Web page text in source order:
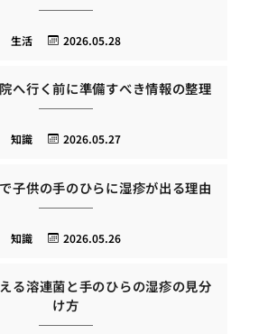
2026.05.28
生活
へ行く前に準備すべき情報の整理
2026.05.27
知識
子供の手のひらに湿疹が出る理由
2026.05.26
知識
る溶連菌と手のひらの湿疹の見分
け方